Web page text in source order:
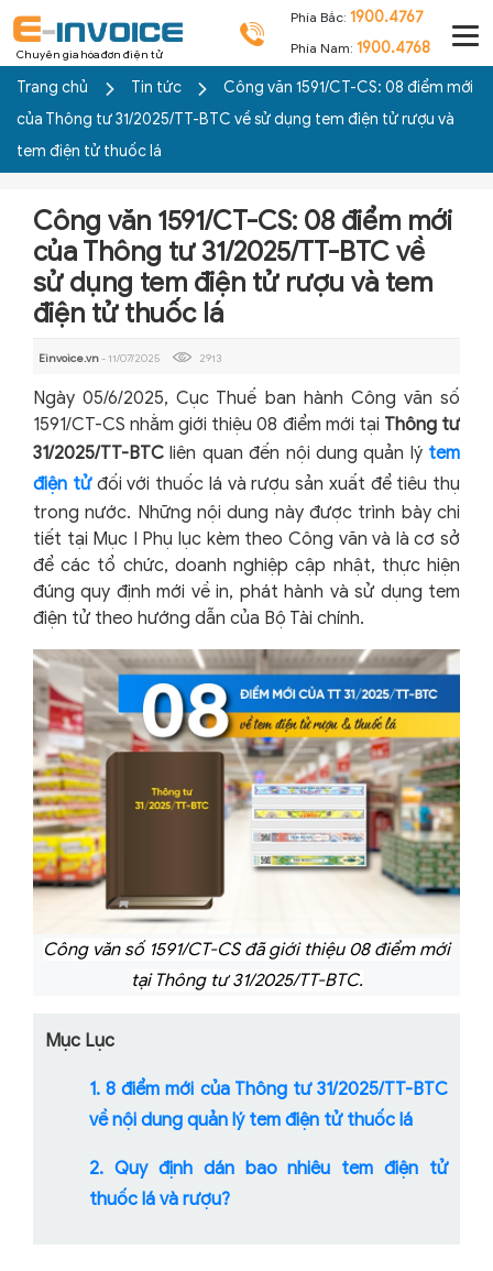
Chuyên gia hóa đơn điện tử
Phía Bắc: 1900.4767
Phía Nam: 1900.4768
Trang chủ Tin tức
Công văn 1591/CT-CS: 08 điểm mới
của Thông tư 31/2025/TT-BTC về sử dụng tem điện tử rượu và
tem điện tử thuốc lá
Công văn 1591/CT-CS: 08 điểm mới
của Thông tư 31/2025/TT-BTC về
sử dụng tem điện tử rượu và tem
điện tử thuốc lá
Einvoice.vn- 11/07/2025 2913
Ngày 05/6/2025, Cục Thuế ban hành Công văn số
1591/CT-CS nhằm giới thiệu 08 điểm mới tại Thông tư
31/2025/TT-BTC liên quan đến nội dung quản lý tem
điện tửđối với thuốc lá và rượu sản xuất để tiêu thụ
trong nước. Những nội dung này được trình bày chi
tiết tại Mục I Phụ lục kèm theo Công văn và là cơ sở
để các tổ chức, doanh nghiệp cập nhật, thực hiện
đúng quy định mới về in, phát hành và sử dụng tem
điện tử theo hướng dẫn của Bộ Tài chính.
Công văn số 1591/CT-CS đã giới thiệu 08 điểm mới
tại Thông tư 31/2025/TT-BTC.
Mục Lục
1. 8 điểm mới của Thông tư 31/2025/TT-BTC
về nội dung quản lý tem điện tử thuốc lá
2. Quy định dán bao nhiêu tem điện tử
thuốc lá và rượu?